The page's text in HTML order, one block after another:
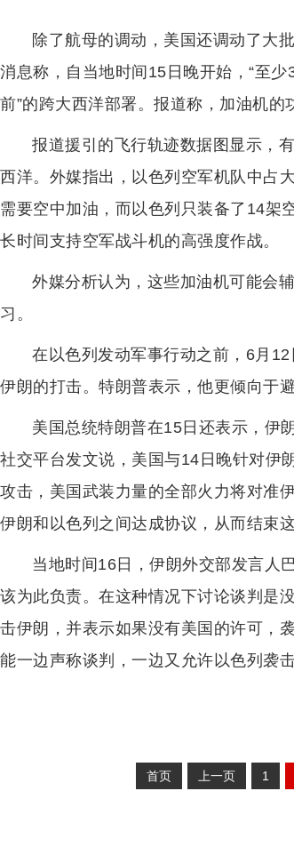
除了航母的调动，美国还调动了大
消息称，自当地时间15日晚开始，“至
前”的跨大西洋部署。报道称，加油机的
报道援引的飞行轨迹数据图显示，
西洋。外媒指出，以色列空军机队中占
需要空中加油，而以色列只装备了14架
长时间支持空军战斗机的高强度作战。
外媒分析认为，这些加油机可能会
习。
在以色列发动军事行动之前，6月
伊朗的打击。特朗普表示，他更倾向于
美国总统特朗普在15日还表示，伊
社交平台发文说，美国与14日晚针对伊
攻击，美国武装力量的全部火力将对准
伊朗和以色列之间达成协议，从而结束
当地时间16日，伊朗外交部发言人
该为此负责。在这种情况下讨论谈判是
击伊朗，并表示如果没有美国的许可，
能一边声称谈判，一边又允许以色列袭击
首页 上一页 1